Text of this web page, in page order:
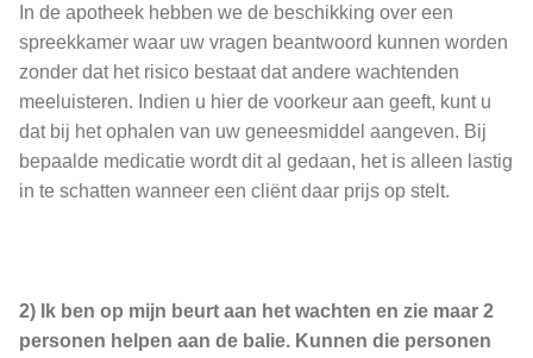
In de apotheek hebben we de beschikking over een
spreekkamer waar uw vragen beantwoord kunnen worden
zonder dat het risico bestaat dat andere wachtenden
meeluisteren. Indien u hier de voorkeur aan geeft, kunt u
dat bij het ophalen van uw geneesmiddel aangeven. Bij
bepaalde medicatie wordt dit al gedaan, het is alleen lastig
in te schatten wanneer een cliënt daar prijs op stelt.
2) Ik ben op mijn beurt aan het wachten en zie maar 2
personen helpen aan de balie. Kunnen die personen